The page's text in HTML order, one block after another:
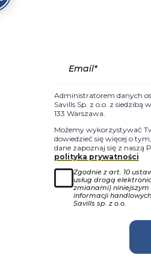
Administratorem danych
Savills Sp. z o.o. z siedzibą
133 Warszawa.
Możemy wykorzystywać
dowiedzieć się więcej o
dane zapoznaj się z naszą
polityka prywatności
Zgodnie z art. 10
usług drogą
zmianami)
informacji
Savills sp. z o.o.